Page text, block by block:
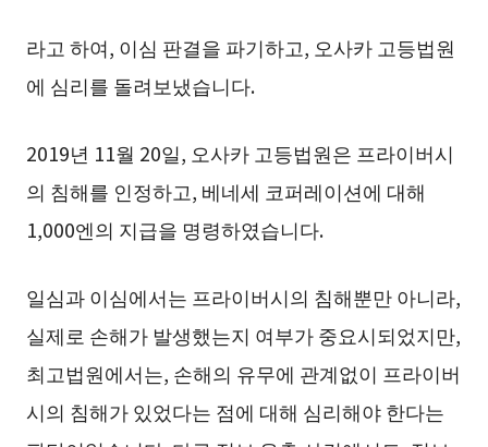
라고 하여, 이심 판결을 파기하고, 오사카 고등법원
에 심리를 돌려보냈습니다.
2019년 11월 20일, 오사카 고등법원은 프라이버시
의 침해를 인정하고, 베네세 코퍼레이션에 대해
1,000엔의 지급을 명령하였습니다.
일심과 이심에서는 프라이버시의 침해뿐만 아니라,
실제로 손해가 발생했는지 여부가 중요시되었지만,
최고법원에서는, 손해의 유무에 관계없이 프라이버
시의 침해가 있었다는 점에 대해 심리해야 한다는